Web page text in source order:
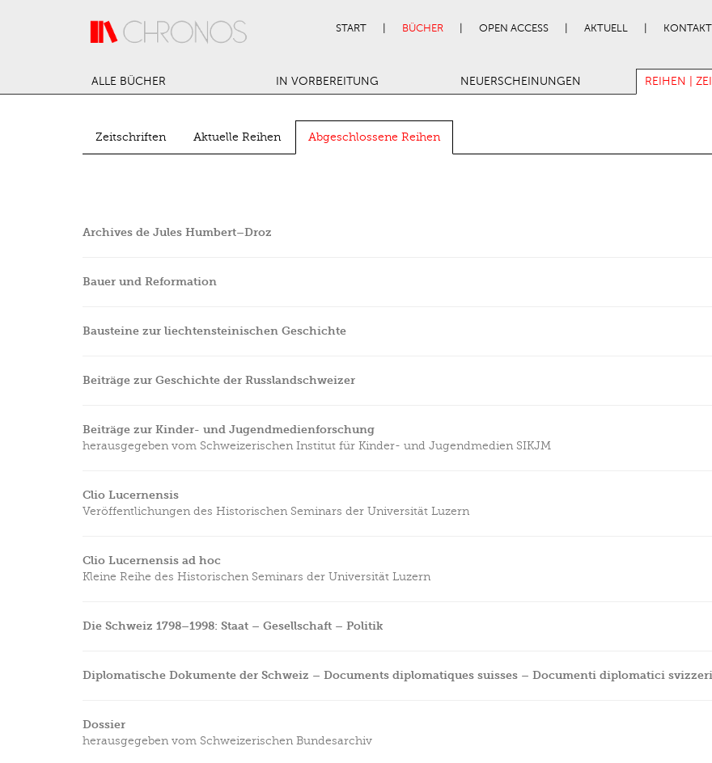
START BÜCHER OPEN ACCESS AKTUELL KONTAKT
ALLE BÜCHER IN VORBEREITUNG NEUERSCHEINUNGEN REIHEN |
Zeitschriften Aktuelle Reihen Abgeschlossene Reihen
Archives de Jules Humbert–Droz
Bauer und Reformation
Bausteine zur liechtensteinischen Geschichte
Beiträge zur Geschichte der Russlandschweizer
Beiträge zur Kinder- und Jugendmedienforschung
herausgegeben vom Schweizerischen Institut für Kinder- und Jugendmedien SIKJM
Clio Lucernensis
Veröffentlichungen des Historischen Seminars der Universität Luzern
Clio Lucernensis ad hoc
Kleine Reihe des Historischen Seminars der Universität Luzern
Die Schweiz 1798–1998: Staat – Gesellschaft – Politik
Diplomatische Dokumente der Schweiz – Documents diplomatiques suisses – Documenti diplomatici svizzeri
Dossier
herausgegeben vom Schweizerischen Bundesarchiv